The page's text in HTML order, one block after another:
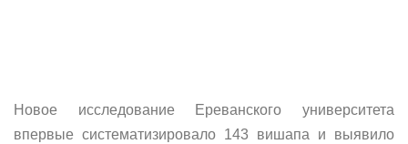
Новое исследование Ереванского университета
впервые систематизировало 143 вишапа и выявило